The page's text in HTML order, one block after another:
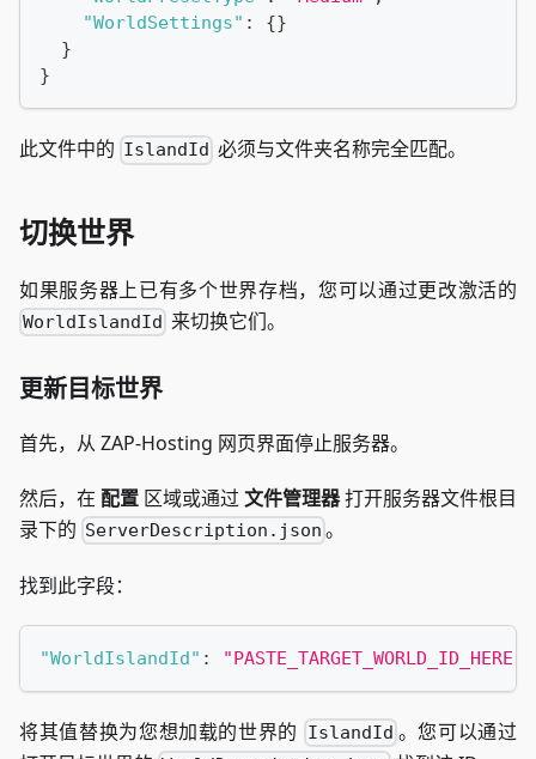
"WorldSettings" : {}
}
}
此文件中的 IslandId 必须与文件夹名称完全匹配。
切换世界
如果服务器上已有多个世界存档，您可以通过更改激活的
WorldIslandId 来切换它们。
更新目标世界
首先，从 ZAP-Hosting 网页界面停止服务器。
然后，在 配置 区域或通过 文件管理器打开服务器文件根目
录下的 ServerDescription.json 。
找到此字段：
"WorldIslandId" : "PASTE_TARGET_WORLD_ID_HERE"
将其值替换为您想加载的世界的 IslandId 。您可以通过